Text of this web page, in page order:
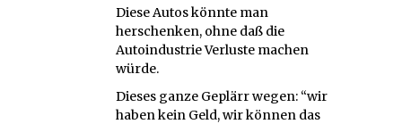
Diese Autos könnte man
herschenken, ohne daß die
Autoindustrie Verluste machen
würde.
Dieses ganze Geplärr wegen: “wir
haben kein Geld, wir können das